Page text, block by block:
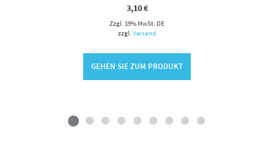
3,10€
Zzgl. 19% MwSt. DE
zzgl.Versand
GEHEN SIE ZUM PRODUKT